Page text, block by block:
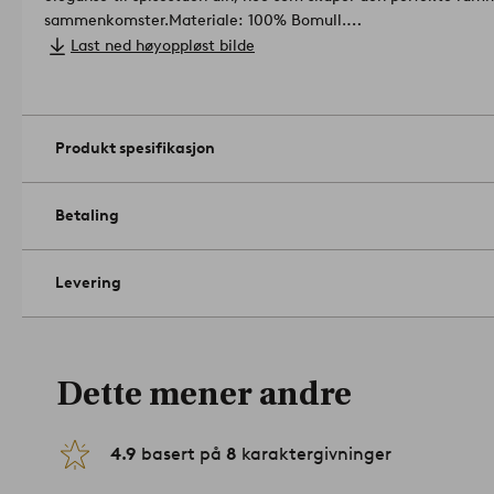
sammenkomster.
Materiale: 100% Bomull.
Bredde: 135 cm. Velg lengde ved bestilling.
Vaskes skånsomt på 30°C. Ikke bruk
Last ned høyoppløst bilde
Produkt spesifikasjon
Betaling
Levering
Dette mener andre
4.9 basert på 8 karaktergivninger